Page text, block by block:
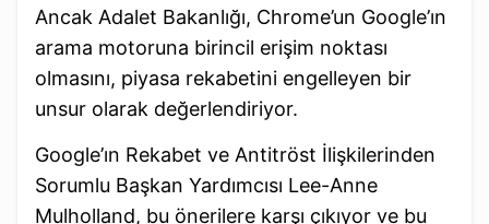
Ancak Adalet Bakanlığı, Chrome’un Google’ın
arama motoruna birincil erişim noktası
olmasını, piyasa rekabetini engelleyen bir
unsur olarak değerlendiriyor.
Google’ın Rekabet ve Antitröst İlişkilerinden
Sorumlu Başkan Yardımcısı Lee-Anne
Mulholland, bu önerilere karşı çıkıyor ve bu